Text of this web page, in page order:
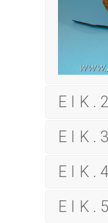
ΕΙΚ.2
ΕΙΚ.3
ΕΙΚ.4
ΕΙΚ.5